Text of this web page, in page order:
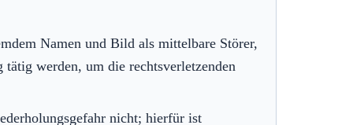
Namen und Bild als mittelbare Störer,
werden, um die rechtsverletzenden
nicht; hierfür ist